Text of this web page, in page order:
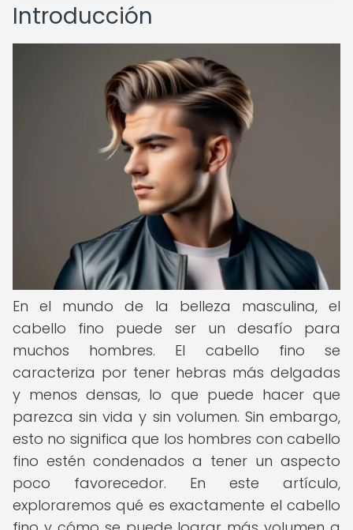
Introducción
En el mundo de la belleza masculina, el
cabello fino puede ser un desafío para
muchos hombres. El cabello fino se
caracteriza por tener hebras más delgadas
y menos densas, lo que puede hacer que
parezca sin vida y sin volumen. Sin embargo,
esto no significa que los hombres con cabello
fino estén condenados a tener un aspecto
poco favorecedor. En este artículo,
exploraremos qué es exactamente el cabello